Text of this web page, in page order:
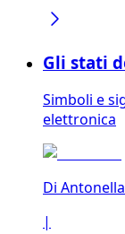
Gli stati
Simboli e
elettronica
Di Antonella
|